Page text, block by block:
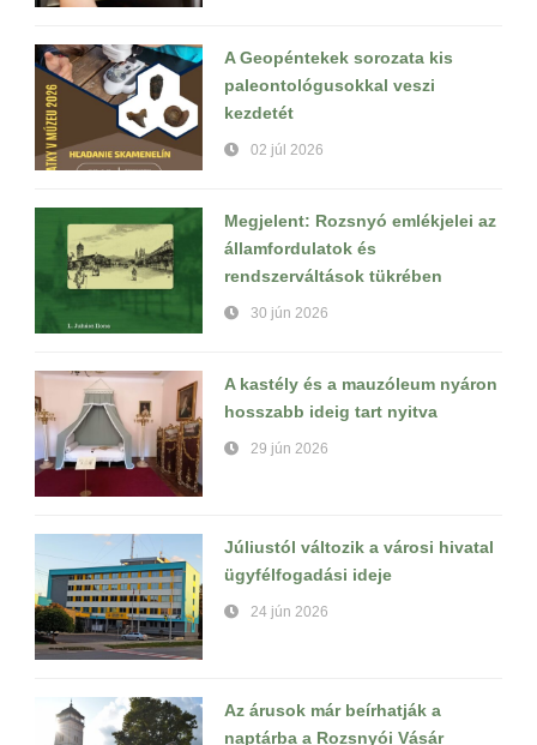
A Geopéntekek sorozata kis
paleontológusokkal veszi
kezdetét
02 júl 2026
Megjelent: Rozsnyó emlékjelei az
államfordulatok és
rendszerváltások tükrében
30 jún 2026
A kastély és a mauzóleum nyáron
hosszabb ideig tart nyitva
29 jún 2026
Júliustól változik a városi hivatal
ügyfélfogadási ideje
24 jún 2026
Az árusok már beírhatják a
naptárba a Rozsnyói Vásár